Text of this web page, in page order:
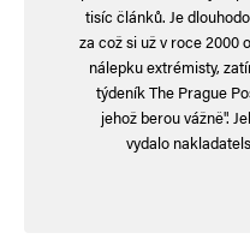
peněžence viděli
prvek do obrazu
poloblázna, který do
tisíc článků. Je
za což si už v roce 2000
nálepku extrémisty,
týdeník The Prague
jehož berou vážně".
vydalo